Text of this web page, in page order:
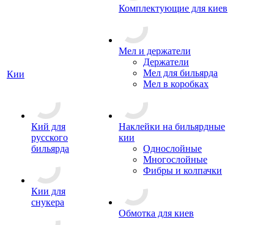
Кии
Кий для
русского
бильярда
Кии для
снукера
Комплектующие для киев
Мел и держатели
Держатели
Мел для бильярда
Мел в коробках
Наклейки на бильярдные
кии
Однослойные
Многослойные
Фибры и колпачки
Обмотка для киев